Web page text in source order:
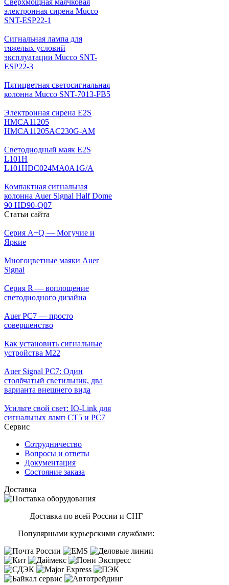
электронная сирена Mucco
SNT-ESP22-1
Сигнальная лампа для
тяжелых условий
эксплуатации Mucco SNT-
ESP22-3
Пятицветная светосигнальная
колонна Mucco SNT-7013-FB5
Электронная сирена E2S
HMCA11205
HMCA11205AC230G-AM
Светодиодный маяк E2S
L101H
L101HDC024MA0A1G/A
Компактная сигнальная
колонна Auer Signal Half Dome
90 HD90-Q07
Статьи сайта
Серия A+Q — Могучие и
Яркие
Многоцветные маяки Auer
Signal
Серия R — воплощение
светодиодного дизайна
Auer PC7 — просто
совершенство
Как установить сигнальные
устройства М22
Auer Signal PC7: Один
столбчатый светильник, два
варианта внешнего вида
Усильте свой свет: IO-Link для
сигнальных ламп CT5 и PC7
Сервис
Сотрудничество
Вопросы и ответы
Документация
Состояние заказа
Доставка
Доставка по всей России и СНГ
Популярными курьерскими службами: